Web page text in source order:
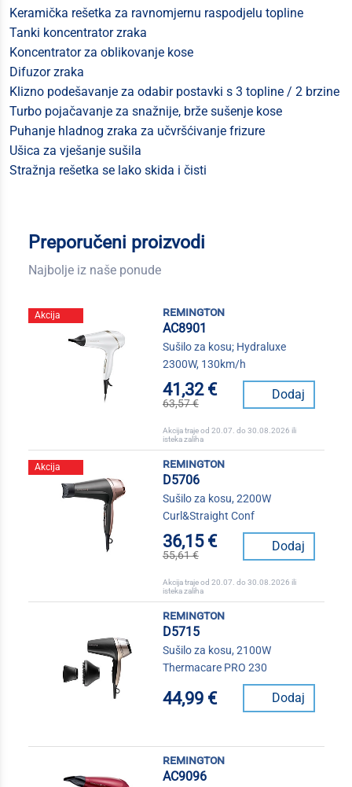
Keramička rešetka za ravnomjernu raspodjelu topline
Tanki koncentrator zraka
Koncentrator za oblikovanje kose
Difuzor zraka
Klizno podešavanje za odabir postavki s 3 topline / 2 brzine
Turbo pojačavanje za snažnije, brže sušenje kose
Puhanje hladnog zraka za učvršćivanje frizure
Ušica za vješanje sušila
Stražnja rešetka se lako skida i čisti
Preporučeni proizvodi
Najbolje iz naše ponude
Akcija
remington
AC8901
Sušilo za kosu; Hydraluxe
2300W, 130km/h
41,32 €
63,57 €
Dodaj
Akcija traje od 20.07. do 30.08.2026 ili
isteka zaliha
Akcija
remington
D5706
Sušilo za kosu, 2200W
Curl&Straight Conf
36,15 €
55,61 €
Dodaj
Akcija traje od 20.07. do 30.08.2026 ili
isteka zaliha
remington
D5715
Sušilo za kosu, 2100W
Thermacare PRO 230
44,99 € Dodaj
remington
AC9096